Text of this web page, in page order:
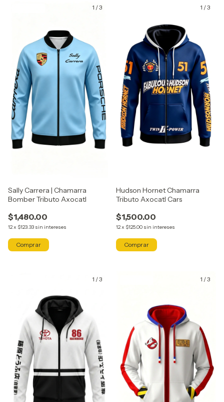
1 /3
Sally Carrera | Chamarra
Bomber Tributo Axocatl
$1,480.00
12x $123.33 sin intereses
Comprar
1 /3
Hudson Hornet Chamarra
Tributo Axocatl Cars
$1,500.00
12x $125.00 sin intereses
Comprar
1 /3 1 /3